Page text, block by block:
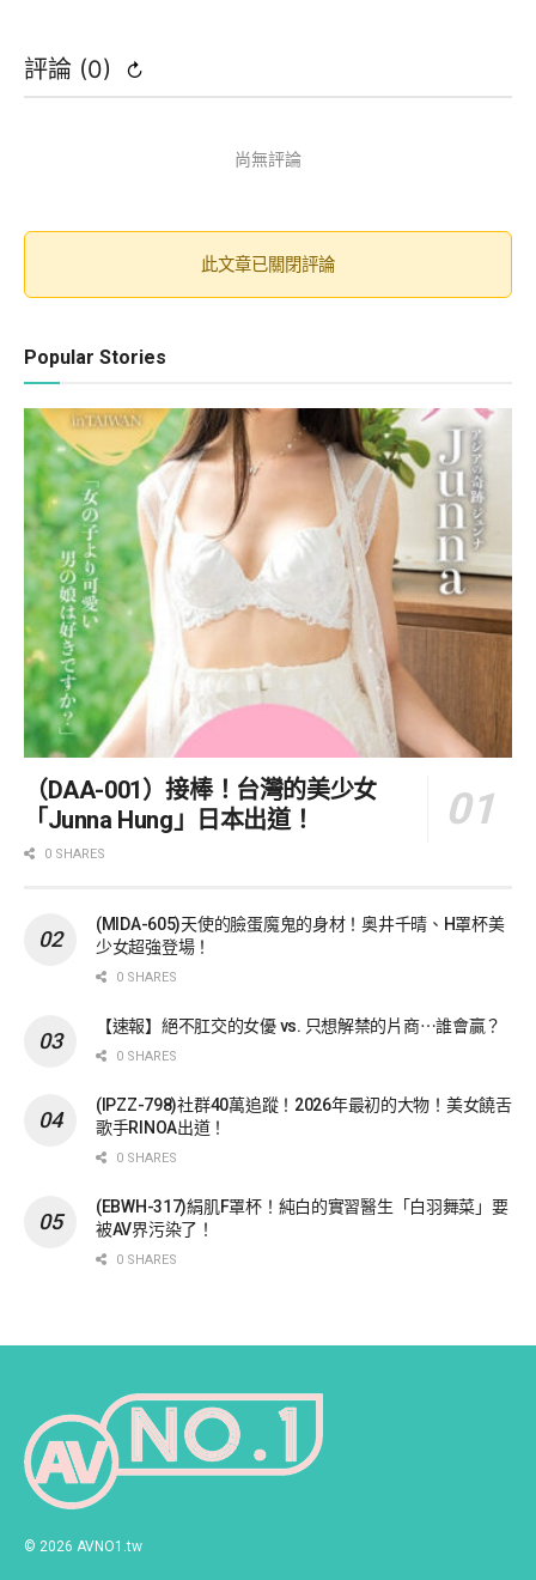
評論 (0) ↻
尚無評論
此文章已關閉評論
Popular Stories
（DAA-001）接棒！台灣的美少女
「Junna Hung」日本出道！
0 SHARES
(MIDA-605)天使的臉蛋魔鬼的身材！奥井千晴、H罩杯美
少女超強登場！
0 SHARES
【速報】絕不肛交的女優 vs. 只想解禁的片商⋯誰會贏？
0 SHARES
(IPZZ-798)社群40萬追蹤！2026年最初的大物！美女饒舌
歌手RINOA出道！
0 SHARES
(EBWH-317)絹肌F罩杯！純白的實習醫生「白羽舞菜」要
被AV界污染了！
0 SHARES
© 2026 AVNO1.tw